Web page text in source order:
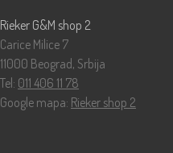
Rieker G&M shop 2
Carice Milice 7
11000 Beograd, Srbija
Tel: 011 406 11 78
Google mapa: Rieker shop 2